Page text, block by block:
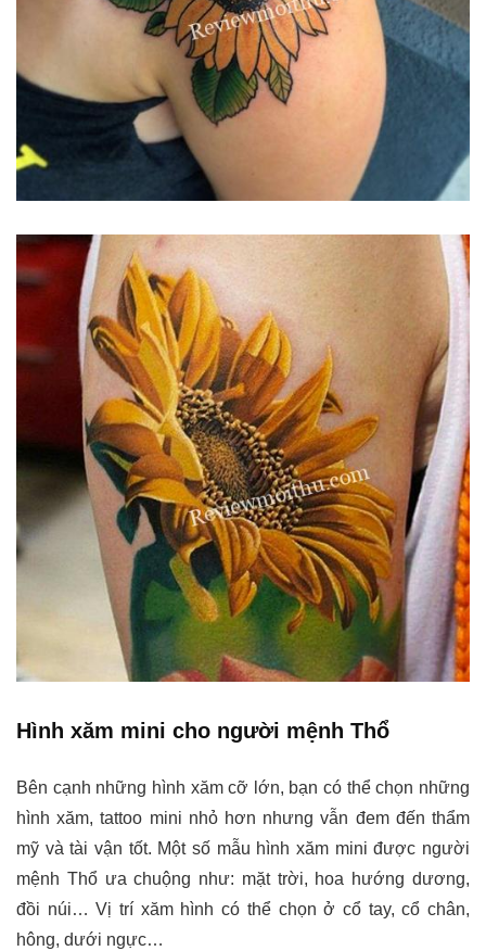
Hình xăm mini cho người mệnh Thổ
Bên cạnh những hình xăm cỡ lớn, bạn có thể chọn những
hình xăm, tattoo mini nhỏ hơn nhưng vẫn đem đến thẩm
mỹ và tài vận tốt. Một số mẫu hình xăm mini được người
mệnh Thổ ưa chuộng như: mặt trời, hoa hướng dương,
đồi núi… Vị trí xăm hình có thể chọn ở cổ tay, cổ chân,
hông, dưới ngực…